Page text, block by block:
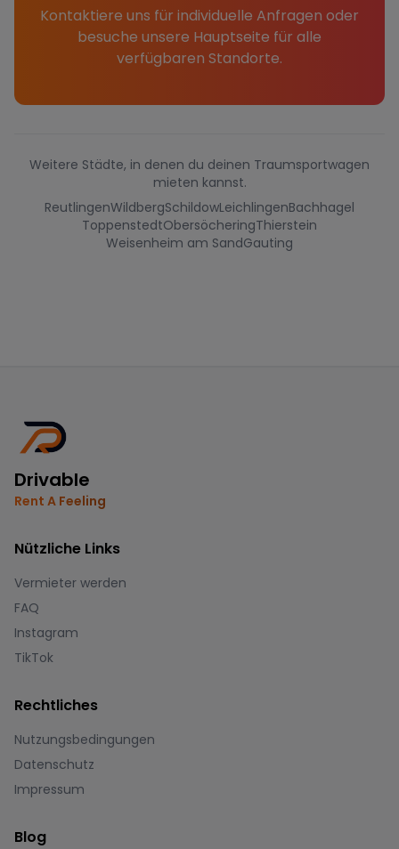
Kontaktiere uns für individuelle Anfragen oder
besuche unsere Hauptseite für alle
verfügbaren Standorte.
Weitere Städte, in denen du deinen Traumsportwagen
mieten kannst.
ReutlingenWildbergSchildowLeichlingenBachhagel
ToppenstedtObersöcheringThierstein
Weisenheim am SandGauting
Drivable
Rent A Feeling
Nützliche Links
Vermieter werden
FAQ
Instagram
TikTok
Rechtliches
Nutzungsbedingungen
Datenschutz
Impressum
Blog